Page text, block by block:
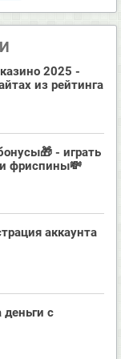
На третий
казино
за
куш» – $400.
составил
мы уехали
впечатлений. Я
2025 -
из рейтинга
- играть
фриспины💸
аккаунта
с